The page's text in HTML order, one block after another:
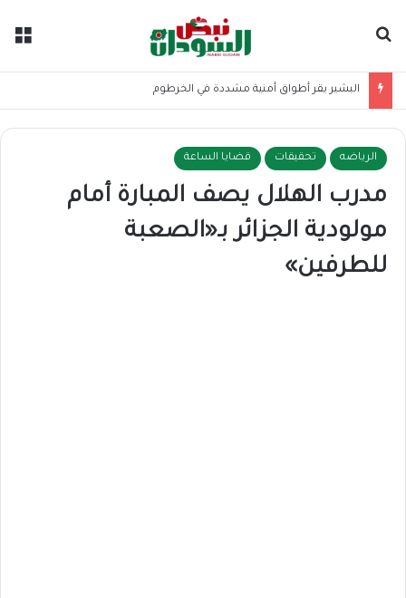
البشير يقر أطواق أمنية مشددة في الخرطوم
الرياضه تحقيقات قضايا الساعة
مدرب الهلال يصف المبارة أمام
مولودية الجزائر بـ«الصعبة
للطرفين»